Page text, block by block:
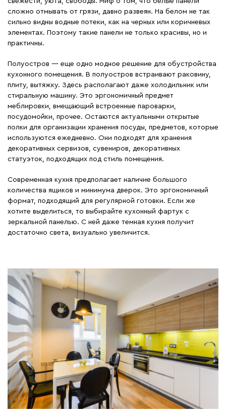
сложно отмывать от грязи, давно развеян. На белом не так
сильно видны водные потеки, как на черных или коричневых
элементах. Поэтому такие панели не только красивы, но и
практичны.
Полуостров — еще одно модное решение для обустройства
кухонного помещения. В полуостров встраивают раковину,
плиту, вытяжку. Здесь располагают даже холодильник или
стиральную машину. Это эргономичный предмет
меблировки, вмещающий встроенные пароварки,
посудомойки, прочее. Остаются актуальными открытые
полки для организации хранения посуды, предметов, которые
используются ежедневно. Они подходят для хранения
декоративных сервизов, сувениров, декоративных
статуэток, подходящих под стиль помещения.
Современная кухня предполагает наличие большого
количества ящиков и минимума дверок. Это эргономичный
формат, подходящий для регулярной готовки. Если же
хотите выделиться, то выбирайте кухонный фартук с
зеркальной панелью. С ней даже темная кухня получит
достаточно света, визуально увеличится.